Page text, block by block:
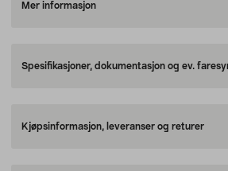
Mer informasjon
Spesifikasjoner, dokumentasjon og ev.
Kjøpsinformasjon, leveranser og returer